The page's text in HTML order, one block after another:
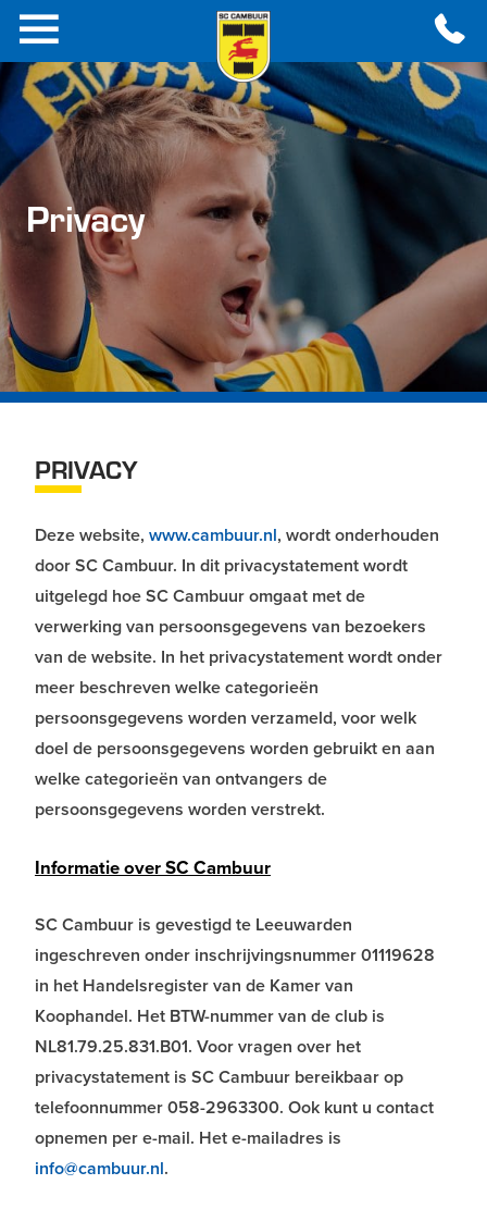
Privacy
PRIVACY
Deze website, www.cambuur.nl, wordt onderhouden
door SC Cambuur. In dit privacystatement wordt
uitgelegd hoe SC Cambuur omgaat met de
verwerking van persoonsgegevens van bezoekers
van de website. In het privacystatement wordt onder
meer beschreven welke categorieën
persoonsgegevens worden verzameld, voor welk
doel de persoonsgegevens worden gebruikt en aan
welke categorieën van ontvangers de
persoonsgegevens worden verstrekt.
Informatie over SC Cambuur
SC Cambuur is gevestigd te Leeuwarden
ingeschreven onder inschrijvingsnummer 01119628
in het Handelsregister van de Kamer van
Koophandel. Het BTW-nummer van de club is
NL81.79.25.831.B01. Voor vragen over het
privacystatement is SC Cambuur bereikbaar op
telefoonnummer 058-2963300. Ook kunt u contact
opnemen per e-mail. Het e-mailadres is
info@cambuur.nl.